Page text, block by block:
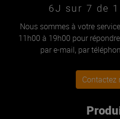
6J sur 7 de
Nous sommes à votre
11h00 à 19h00 pour
par e-mail, par